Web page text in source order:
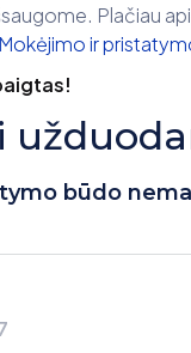
Plačiau
ir
būdo